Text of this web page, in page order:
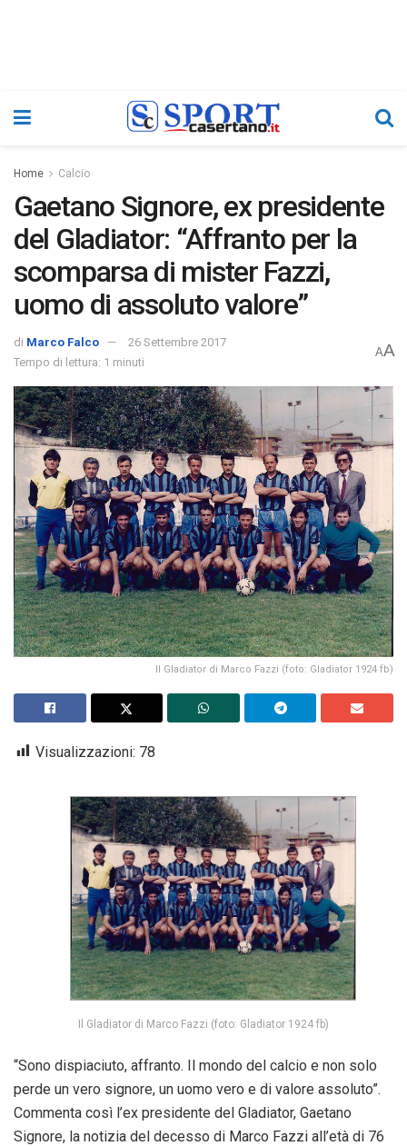
Home Calcio
Gaetano Signore, ex presidente
del Gladiator: “Affranto per la
scomparsa di mister Fazzi,
uomo di assoluto valore”
di Marco Falco
26 Settembre 2017
Tempo di lettura: 1 minuti
AA
Il Gladiator di Marco Fazzi (foto: Gladiator 1924 fb)
Visualizzazioni: 78
Il Gladiator di Marco Fazzi (foto: Gladiator 1924 fb)
“Sono dispiaciuto, affranto. Il mondo del calcio e non solo
perde un vero signore, un uomo vero e di valore assoluto”.
Commenta così l’ex presidente del Gladiator, Gaetano
Signore, la notizia del decesso di Marco Fazzi all’età di 76